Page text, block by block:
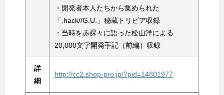
・開発者本人たちから集められた
「.hack//G.U.」秘蔵トリビア収録
・当時を赤裸々に語った松山洋による
20,000文字開発手記（前編）収録
詳
細
http://cc2.shop-pro.jp/?pid=14801977